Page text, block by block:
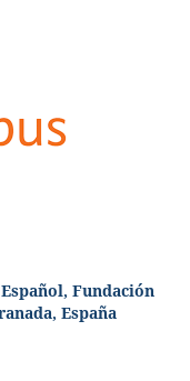
Fundación
España